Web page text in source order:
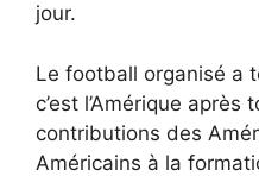
jour.
Le football organisé a
c’est l’Amérique après
contributions des
Américains à la